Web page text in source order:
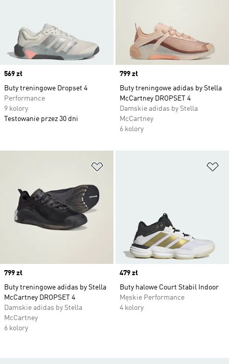
Price
569 zł
Buty treningowe Dropset 4
Performance
9 kolory
Testowanie przez 30 dni
Price
799 zł
Buty treningowe adidas by Stella
McCartney DROPSET 4
Damskie adidas by Stella
McCartney
6 kolory
Price
799 zł
Buty treningowe adidas by Stella
McCartney DROPSET 4
Damskie adidas by Stella
McCartney
6 kolory
Price
479 zł
Buty halowe Court Stabil Indoor
Męskie Performance
4 kolory